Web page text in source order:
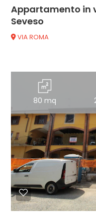
Appartamento in
Seveso
VIA ROMA
80 mq
Prezzo
Totale
mq
Locali